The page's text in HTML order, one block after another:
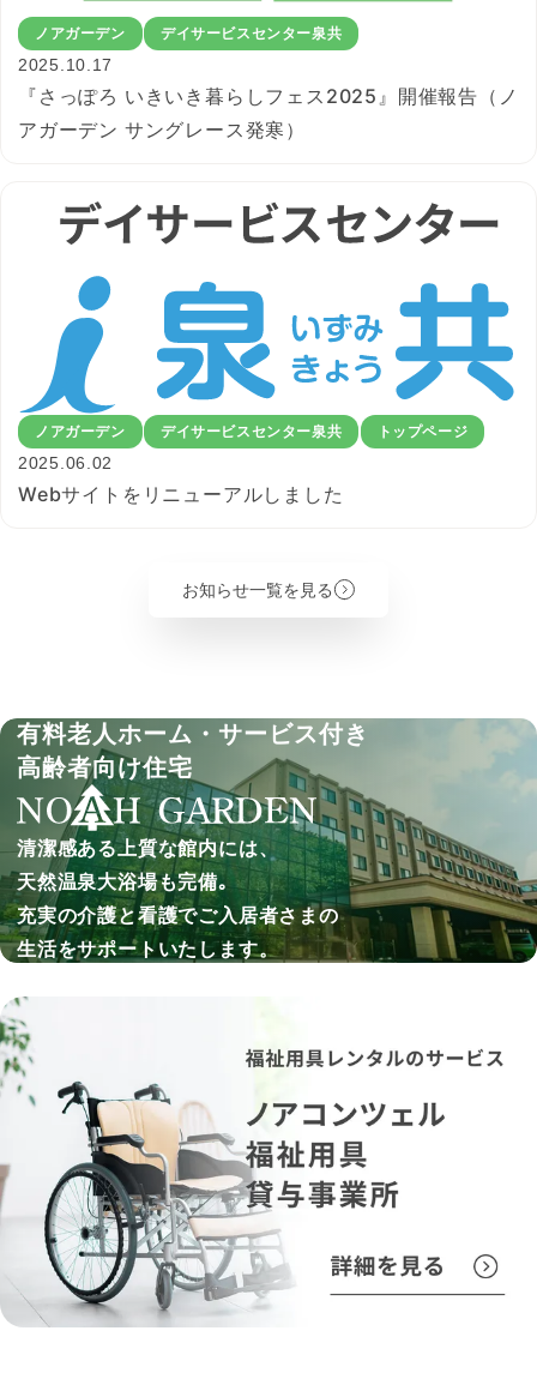
ノアガーデン デイサービスセンター泉共
2025.10.17
『さっぽろ いきいき暮らしフェス2025』開催報告（ノ
アガーデン サングレース発寒）
ノアガーデン デイサービスセンター泉共 トップページ
2025.06.02
Webサイトをリニューアルしました
お知らせ一覧を見る
有料老人ホーム・サービス付き
高齢者向け住宅
清潔感ある上質な館内には、
天然温泉大浴場も完備｡
充実の介護と看護でご入居者さまの
生活をサポートいたします。